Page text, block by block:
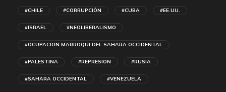
#CHILE #CORRUPCIÓN #CUBA #EE.UU.
#ISRAEL #NEOLIBERALISMO
#OCUPACION MARROQUI DEL SAHARA OCCIDENTAL
#PALESTINA #REPRESION #RUSIA
#SAHARA OCCIDENTAL #VENEZUELA